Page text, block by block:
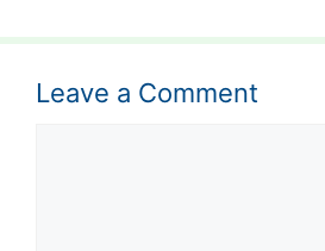
Leave a Comment